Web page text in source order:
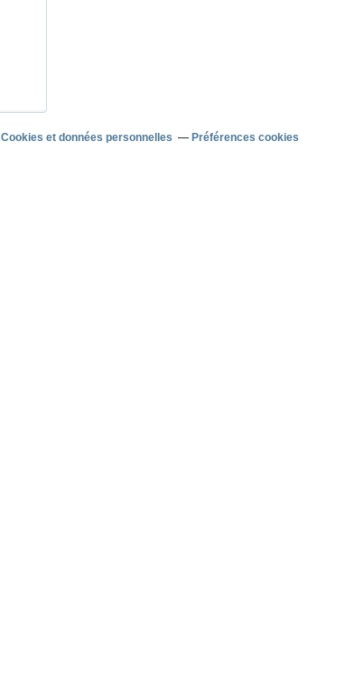
Cookies et données personnelles Préférences cookies